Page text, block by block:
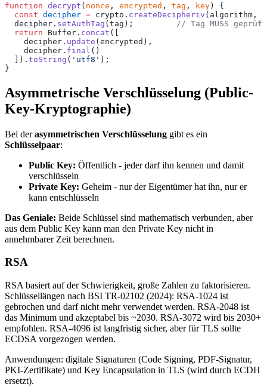
function decrypt ( nonce , encrypted , tag , key ) {
  const
decipher = crypto. createDecipheriv (algorithm,
  decipher.
setAuthTag (tag);
// Tag MUSS
  return
Buffer. concat ([
    decipher.
update (encrypted),
    decipher.
final ()
  ]).
toString ( 'utf8' );
}
Asymmetrische Verschlüsselung (Public-
Key-Kryptographie)
Bei derasymmetrischen Verschlüsselung gibt es ein
Schlüsselpaar:
Public Key: Öffentlich - jeder darf ihn kennen und damit
verschlüsseln
Private Key: Geheim - nur der Eigentümer hat ihn, nur er
kann entschlüsseln
Das Geniale: Beide Schlüssel sind mathematisch verbunden, aber
aus dem Public Key kann man den Private Key nicht in
annehmbarer Zeit berechnen.
RSA
RSA basiert auf der Schwierigkeit, große Zahlen zu faktorisieren.
Schlüssellängen nach BSI TR-02102 (2024): RSA-1024 ist
gebrochen und darf nicht mehr verwendet werden. RSA-2048 ist
das Minimum und akzeptabel bis ~2030. RSA-3072 wird bis 2030+
empfohlen. RSA-4096 ist langfristig sicher, aber für TLS sollte
ECDSA vorgezogen werden.
Anwendungen: digitale Signaturen (Code Signing, PDF-Signatur,
PKI-Zertifikate) und Key Encapsulation in TLS (wird durch ECDH
ersetzt).